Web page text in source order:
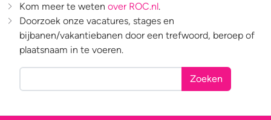
Kom meer te weten over ROC.nl.
Doorzoek onze vacatures, stages en
bijbanen/vakantiebanen door een trefwoord, beroep of
plaatsnaam in te voeren.
Zoeken